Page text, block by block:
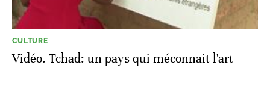
CULTURE
Vidéo. Tchad: un pays qui méconnait l'art